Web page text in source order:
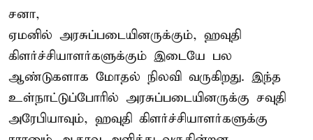
சனா,
ஏமனில் அரசுப்படையினருக்கும், ஹவுதி
கிளர்ச்சியாளர்களுக்கும் இடையே பல
ஆண்டுகளாக மோதல் நிலவி வருகிறது. இந்த
உள்நாட்டுப்போரில் அரசுப்படையினருக்கு சவுதி
அரேபியாவும், ஹவுதி கிளர்ச்சியாளர்களுக்கு